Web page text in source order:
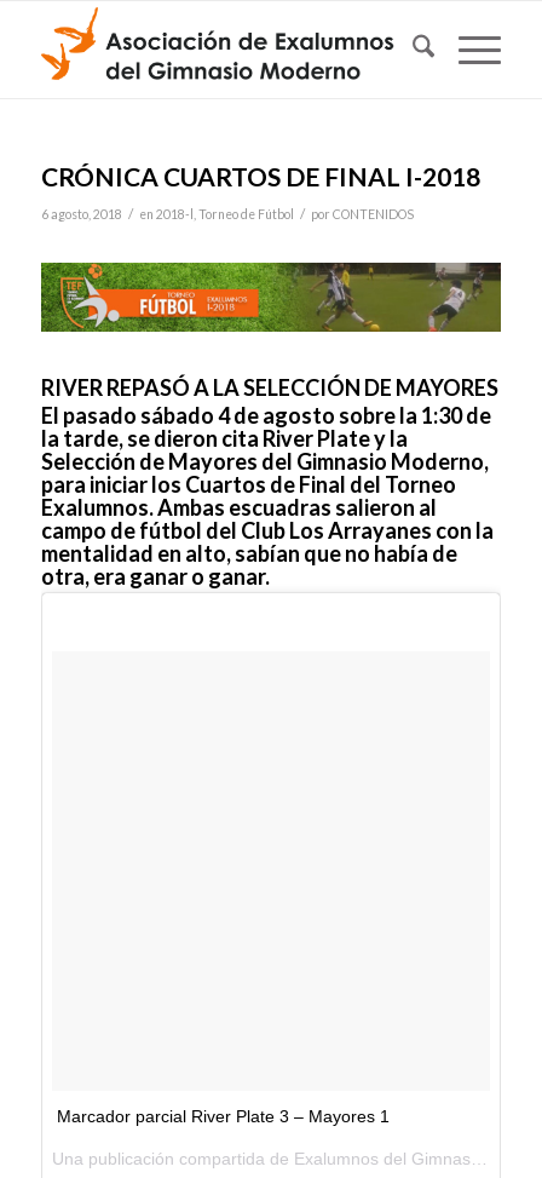
CRÓNICA CUARTOS DE FINAL I-2018
6 agosto, 2018 / en 2018-l Torneo de Fútbol / por CONTENIDOS
RIVER REPASÓ A LA SELECCIÓN DE MAYORES
El pasado sábado 4 de agosto sobre la 1:30 de
la tarde, se dieron cita River Plate y la
Selección de Mayores del Gimnasio Moderno,
para iniciar los Cuartos de Final del Torneo
Exalumnos. Ambas escuadras salieron al
campo de fútbol del Club Los Arrayanes con la
mentalidad en alto, sabían que no había de
otra, era ganar o ganar.
Marcador parcial River Plate 3 – Mayores 1
Una publicación compartida de Exalumnos del Gimnasio Moderno